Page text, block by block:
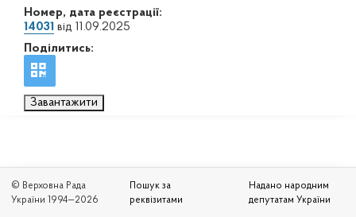
Номер, дата реєстрації:
14031 від 11.09.2025
Поділитись:
Завантажити
© Верховна Рада
України 1994—2026
Пошук за
реквізитами
Надано народним
депутатам України